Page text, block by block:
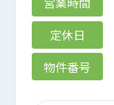
定休日
物件番号